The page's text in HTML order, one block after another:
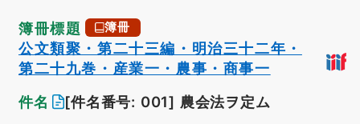
簿冊標題 簿冊
公文類聚・第二十三編・明治三十二年・
第二十九巻・産業一・農事・商事一
件名
[件名番号: 001] 農会法ヲ定ム